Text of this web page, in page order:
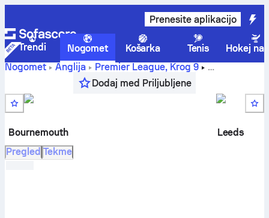
Prenesite aplikacijo
Trendi Nogomet Košarka Tenis
Hokej na
Nogomet
Anglija Premier League, Krog 9
Leeds Unitedrezultat v živo, H2H rezultati,
razvrstitev in napoved
Dodaj med Priljubljene
Bournemouth
Leeds
Pregled Tekme